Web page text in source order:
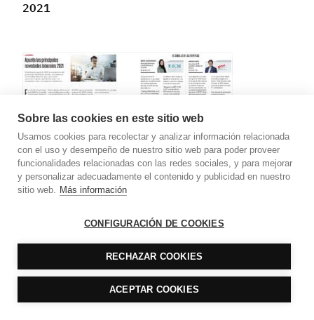
2021
Apunta las principales novedades laborales 2021
Sobre las cookies en este sitio web
Usamos cookies para recolectar y analizar información relacionada
con el uso y desempeño de nuestro sitio web para poder proveer
funcionalidades relacionadas con las redes sociales, y para mejorar
y personalizar adecuadamente el contenido y publicidad en nuestro
sitio web. Más información
CONFIGURACIÓN DE COOKIES
RECHAZAR COOKIES
ACEPTAR COOKIES